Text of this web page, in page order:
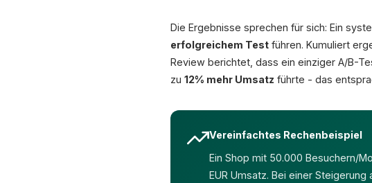
Die Ergebnisse sprechen für sich: Ein
erfolgreichem Test führen. Kumuliert
Review berichtet, dass ein einziger A/B-
zu 12% mehr Umsatz führte - das
Vereinfachtes Rechenbeispiel
Ein Shop mit 50.000 Besuchern/
EUR Umsatz. Bei einer Steigerung